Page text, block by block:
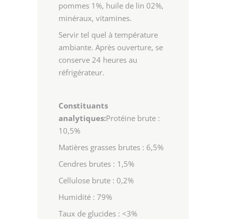
pommes 1%, huile de lin 02%,
minéraux, vitamines.
Servir tel quel à température
ambiante. Après ouverture, se
conserve 24 heures au
réfrigérateur.
Constituants
analytiques:Protéine brute :
10,5%
Matières grasses brutes : 6,5%
Cendres brutes : 1,5%
Cellulose brute : 0,2%
Humidité : 79%
Taux de glucides : <3%